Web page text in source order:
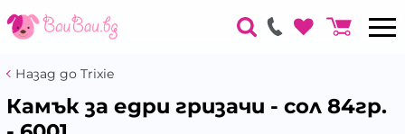
Назад до Trixie
Камък за едри гризачи - сол 84гр.